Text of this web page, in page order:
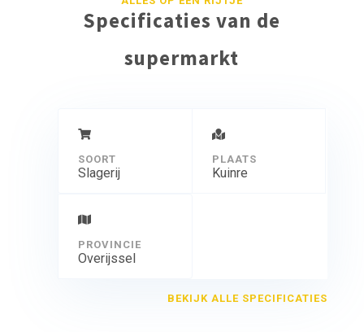
Specificaties van de
supermarkt
SOORT
Slagerij
PLAATS
Kuinre
PROVINCIE
Overijssel
BEKIJK ALLE SPECIFICATIES